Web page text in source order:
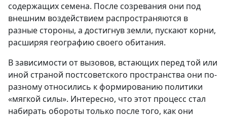
содержащих семена. После созревания они под
внешним воздействием распространяются в
разные стороны, а достигнув земли, пускают корни,
расширяя географию своего обитания.
В зависимости от вызовов, встающих перед той или
иной страной постсоветского пространства они по-
разному относились к формированию политики
«мягкой силы». Интересно, что этот процесс стал
набирать обороты только после того, как они